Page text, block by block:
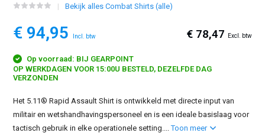
Bekijk alles Combat Shirts (alle)
€ 94,95 Incl. btw € 78,47 Excl. btw
Op voorraad: BIJ GEARPOINT
OP WERKDAGEN VOOR 15:00U BESTELD, DEZELFDE DAG
VERZONDEN
Het 5.11® Rapid Assault Shirt is ontwikkeld met directe input van
militair en wetshandhavingspersoneel en is een ideale basislaag voor
tactisch gebruik in elke operationele setting....Toon meer